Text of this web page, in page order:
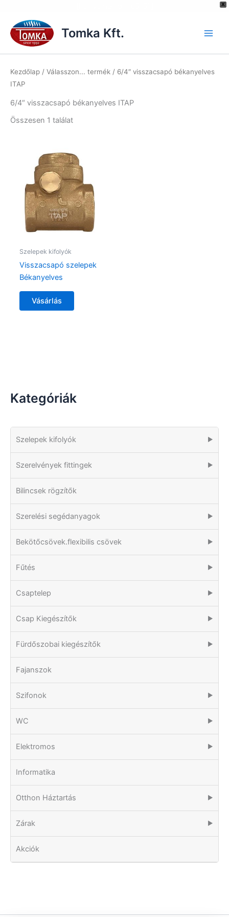
X
content
Tomka Kft.
Kategóriák
Szelepek kifolyók ▶
Szerelvények fittingek ▶
Bilincsek rögzítők
Szerelési segédanyagok ▶
Bekötőcsövek.flexibilis csövek ▶
Fűtés ▶
Csaptelep ▶
Csap Kiegészítők ▶
Fürdőszobai kiegészítők ▶
Fajanszok
Szifonok ▶
WC ▶
Elektromos ▶
Informatika
Otthon Háztartás ▶
Zárak ▶
Akciók
Kezdőlap / Válasszon... termék / 6/4″ visszacsapó békanyelves
ITAP
6/4″ visszacsapó békanyelves ITAP
Összesen 1 találat
Szelepek kifolyók
Visszacsapó szelepek
Békanyelves
Vásárlás